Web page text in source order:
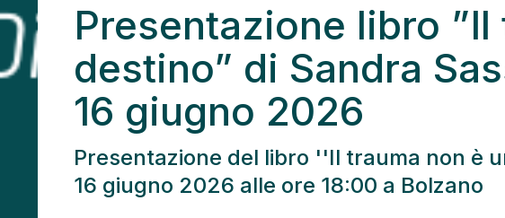
Presentazione libro
destino” di Sandra
16 giugno 2026
Presentazione del libro ''Il trauma non è
16 giugno 2026 alle ore 18:00 a Bolzano